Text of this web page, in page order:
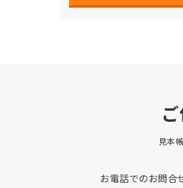
見本
お電話でのお問合